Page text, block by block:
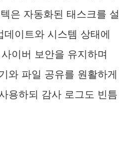
은 자동화된 태스크를 설
이트와 시스템 상태에
이버 보안을 유지하며
와 파일 공유를 원활하게
용하되 감사 로그도 빈틈